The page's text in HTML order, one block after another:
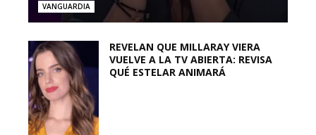
VANGUARDIA
REVELAN QUE MILLARAY VIERA
VUELVE A LA TV ABIERTA: REVISA
QUÉ ESTELAR ANIMARÁ